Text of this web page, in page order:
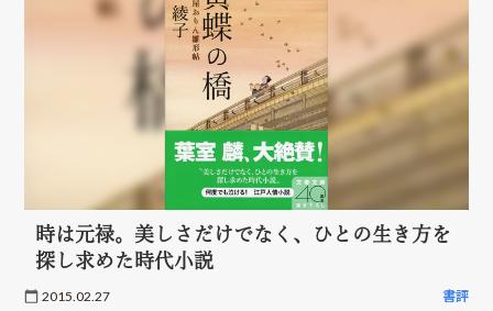
時は元禄。美しさだけでなく、ひとの生き方を
探し求めた時代小説
2015.02.27 書評